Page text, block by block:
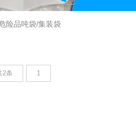
险品吨袋/集装袋
2条 1